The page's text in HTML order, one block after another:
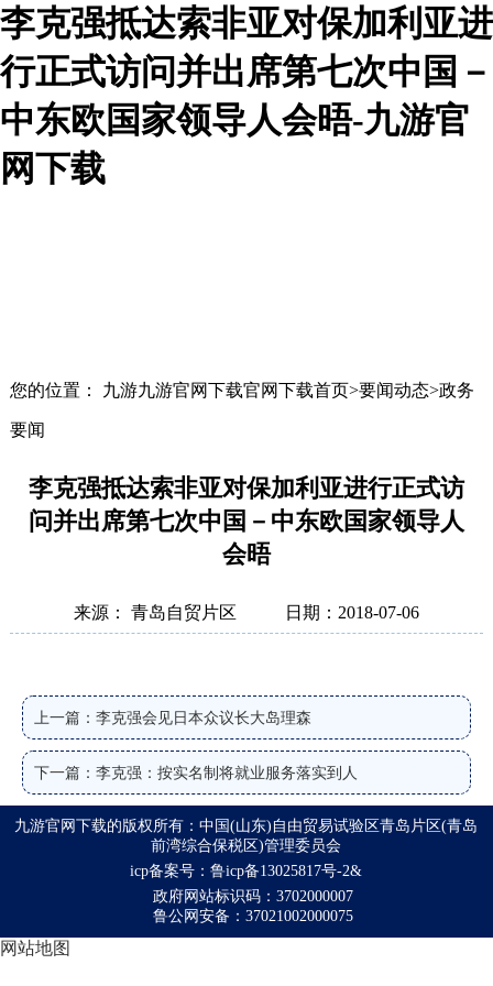
李克强抵达索非亚对保加利亚进
行正式访问并出席第七次中国－
中东欧国家领导人会晤-九游官
网下载
您的位置： 九游九游官网下载官网下载首页>要闻动态>政务
要闻
李克强抵达索非亚对保加利亚进行正式访
问并出席第七次中国－中东欧国家领导人
会晤
来源： 青岛自贸片区 日期：2018-07-06
上一篇：李克强会见日本众议长大岛理森
下一篇：李克强：按实名制将就业服务落实到人
九游官网下载的版权所有：中国(山东)自由贸易试验区青岛片区(青岛
前湾综合保税区)管理委员会
icp备案号：鲁icp备13025817号-2&
政府网站标识码：3702000007
鲁公网安备：37021002000075
网站地图